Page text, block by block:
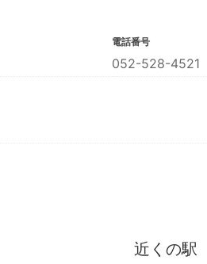
電話番号
052-528-4521
近くの駅